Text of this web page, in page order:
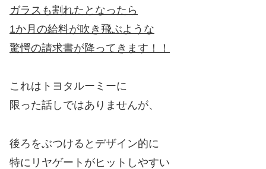
ガラスも割れたとなったら
1か月の給料が吹き飛ぶような
驚愕の請求書が降ってきます！！
これはトヨタルーミーに
限った話しではありませんが、
後ろをぶつけるとデザイン的に
特にリヤゲートがヒットしやすい